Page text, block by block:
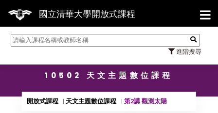
國立清華大學開放式課程
進階搜尋
【
10502 天文主題數位課程
開放式課程 天文主題數位課程 第2講 觀測太陽